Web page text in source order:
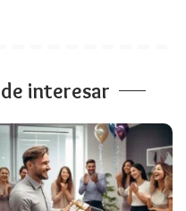
interesar